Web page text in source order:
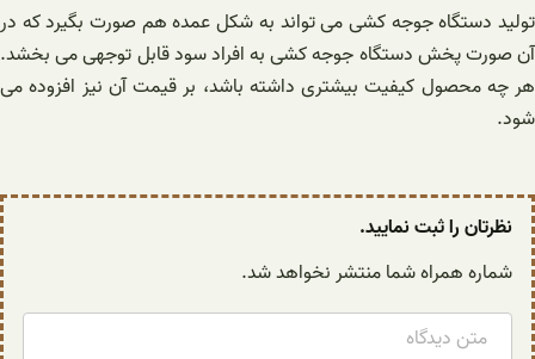
تولید دستگاه جوجه کشی می تواند به شکل عمده هم صورت بگیرد که در
آن صورت پخش دستگاه جوجه کشی به افراد سود قابل توجهی می بخشد.
هر چه محصول کیفیت بیشتری داشته باشد، بر قیمت آن نیز افزوده می
شود.
نظرتان را ثبت نمایید.
شماره همراه شما منتشر نخواهد شد.